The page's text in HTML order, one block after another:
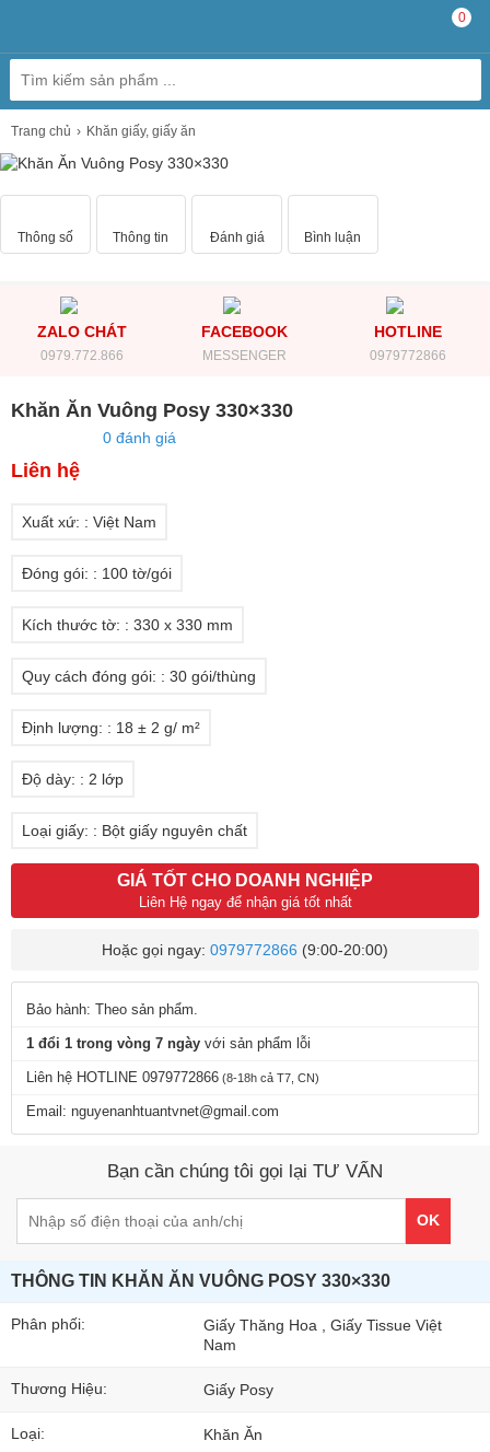
0
Trang chủ Khăn giấy, giấy ăn
Thông số Thông tin Đánh giá Bình luận
ZALO CHÁT
0979.772.866
FACEBOOK
MESSENGER
HOTLINE
0979772866
Khăn Ăn Vuông Posy 330×330
0 đánh giá
Liên hệ
Xuất xứ: : Việt Nam
Đóng gói: : 100 tờ/gói
Kích thước tờ: : 330 x 330 mm
Quy cách đóng gói: : 30 gói/thùng
Định lượng: : 18 ± 2 g/ m²
Độ dày: : 2 lớp
Loại giấy: : Bột giấy nguyên chất
GIÁ TỐT CHO DOANH NGHIỆP
Liên Hệ ngay để nhận giá tốt nhất
Hoặc gọi ngay: 0979772866 (9:00-20:00)
Bảo hành: Theo sản phẩm.
1 đổi 1 trong vòng 7 ngày với sản phẩm lỗi
Liên hệ HOTLINE 0979772866 (8-18h cả T7, CN)
Email: nguyenanhtuantvnet@gmail.com
Bạn cần chúng tôi gọi lại TƯ VẤN
OK
THÔNG TIN KHĂN ĂN VUÔNG POSY 330×330
Phân phối:
Giấy Thăng Hoa , Giấy Tissue Việt
Nam
Thương Hiệu: Giấy Posy
Loại: Khăn Ăn